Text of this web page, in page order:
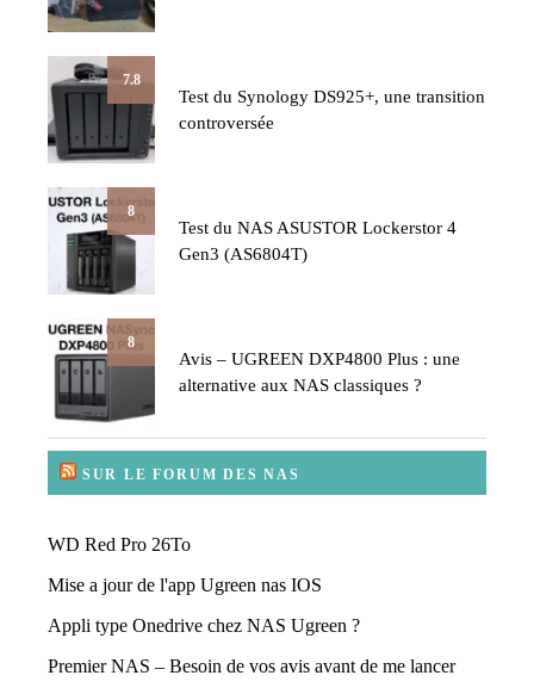
7.8
Test du Synology DS925+, une transition
controversée
8
Test du NAS ASUSTOR Lockerstor 4
Gen3 (AS6804T)
8
Avis – UGREEN DXP4800 Plus : une
alternative aux NAS classiques ?
SUR LE FORUM DES NAS
WD Red Pro 26To
Mise a jour de l'app Ugreen nas IOS
Appli type Onedrive chez NAS Ugreen ?
Premier NAS – Besoin de vos avis avant de me lancer